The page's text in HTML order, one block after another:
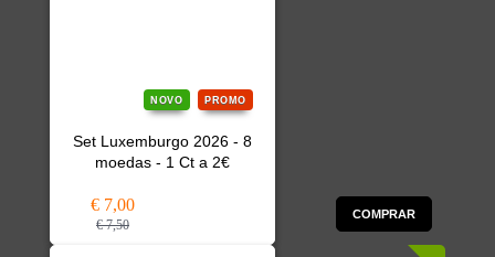
NOVO PROMO
Set Luxemburgo 2026 - 8
moedas - 1 Ct a 2€
€ 7,00
€ 7,50
COMPRAR